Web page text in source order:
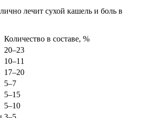
лечит сухой кашель и боль в
Количество в составе, %
20–23
10–11
17–20
5–7
5–15
5–10